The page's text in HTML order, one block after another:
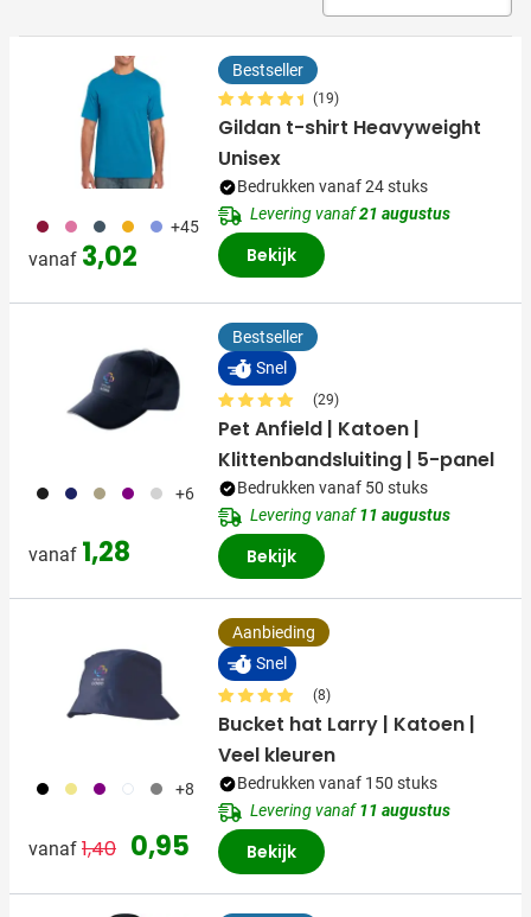
071 072 150 031 354 +45
vanaf 3,02
Bestseller
(19)
Gildan t-shirt Heavyweight
Unisex
Bedrukken vanaf 24 stuks
Levering vanaf21 augustus
Bekijk
001 023 013 024 002 +6
vanaf 1,28
Bestseller
Snel
(29)
Pet Anfield | Katoen |
Klittenbandsluiting | 5-panel
Bedrukken vanaf 50 stuks
Levering vanaf11 augustus
Bekijk
001 013 024 002 003 +8
vanaf Normale prijs
1,40 Speciale prijs
0,95
Aanbieding
Snel
(8)
Bucket hat Larry | Katoen |
Veel kleuren
Bedrukken vanaf 150 stuks
Levering vanaf11 augustus
Bekijk